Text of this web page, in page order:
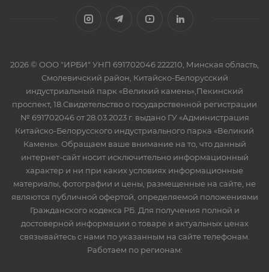
2026 © ООО "ИРБИ" УНП 691702046 222210, Минская область,
Смолевичский район, Китайско-Белорусский
индустриальный парк «Великий камень»,Пекинский
проспект, 18.Свидетельство о государственной регистрации
№ 691702046 от 28.03.2023 г. выдано ГУ «Администрация
Китайско-Белорусского индустриального парка «Великий
Камень». Обращаем ваше внимание на то, что данный
интернет-сайт носит исключительно информационный
характер и ни при каких условиях информационные
материалы, фотографии и цены, размещенные на сайте, не
являются публичной офертой, определяемой положениями
Гражданского кодекса РБ. Для получения полной и
достоверной информации о товаре и актуальных ценах
связывайтесь с нами по указанным на сайте телефонам.
Работаем по регионам: